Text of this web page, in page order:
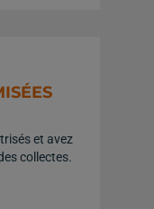
et avez
collectes.